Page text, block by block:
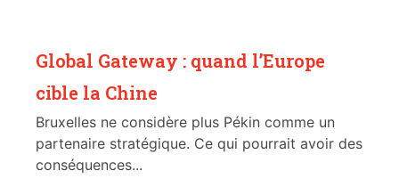
Global Gateway : quand l’Europe
cible la Chine
Bruxelles ne considère plus Pékin comme un
partenaire stratégique. Ce qui pourrait avoir des
conséquences...